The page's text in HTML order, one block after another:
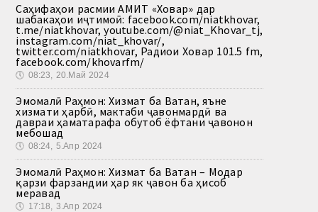
Саҳифаҳои расмии АМИТ «Ховар» дар
шабакаҳои иҷтимоӣ: facebook.com/niatkhovar,
t.me/niatkhovar, youtube.com/@niat_Khovar_tj,
instagram.com/niat_khovar/,
twitter.com/niatkhovar, Радиои Ховар 101.5 fm,
facebook.com/khovarfm/
🕔 08:23, 20.Май 2024
Эмомалӣ Раҳмон: Хизмат ба Ватан, яъне
хизмати ҳарбӣ, мактаби ҷавонмардӣ ва
давраи ҳаматарафа обутоб ёфтани ҷавонон
мебошад
🕔 08:24, 5.Апр 2024
Эмомалӣ Раҳмон: Хизмат ба Ватан – Модар
қарзи фарзандии ҳар як ҷавон ба ҳисоб
меравад
🕔 17:18, 3.Апр 2024